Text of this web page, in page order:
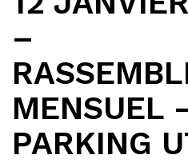
–
MENSUEL
PARKING